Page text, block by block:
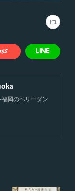
岡のベリーダン